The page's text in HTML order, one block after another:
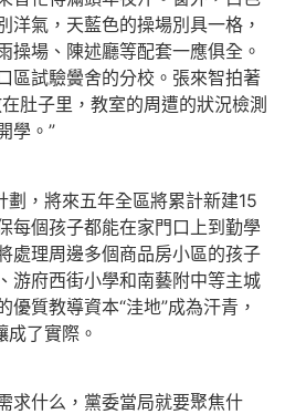
洋氣，天藍色的操場別具一格，
操場、陳述廳等配套一應俱全。
區試驗黌舍的分校。張來智拍著
肚子里，教室的周遭的狀況檢測
學。”
，將來五年全區將累計新建15
每個孩子都能在家門口上到勤學
處理周邊多個商品房小區的孩子
游府西街小學和南藝附中等主城
質教導資本“洼地”成為汗青，
成了實際。
什么，黨委當局就要聚焦什